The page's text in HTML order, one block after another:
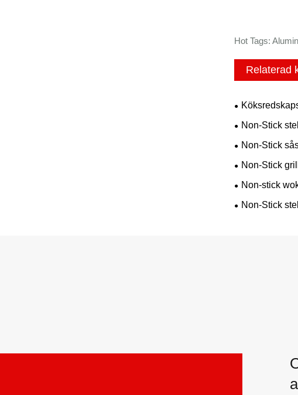
Hot Tags:
Relaterad
Non-Stick
Non-Stick
Non-Stick
Non-stick
Non-Stick